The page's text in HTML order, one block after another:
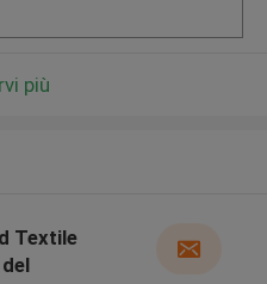
più
Textile